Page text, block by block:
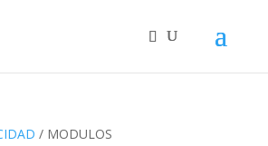
/ MODULOS